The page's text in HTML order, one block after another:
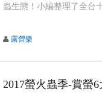
蟲生態！小編整理了全台
露營樂
2017螢火蟲季-賞螢